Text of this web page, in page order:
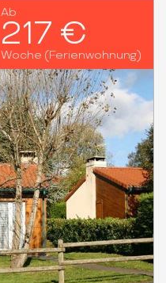
Ab
217 €
Woche (Ferienwohnung)